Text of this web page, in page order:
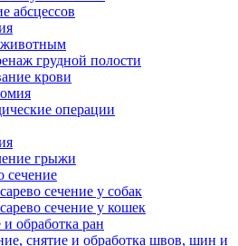
абсцессов
грудной полости
крови
операции
грыжи
сечение
сечение у собак
сечение у кошек
обработка ран
снятие и обработка швов, шин и